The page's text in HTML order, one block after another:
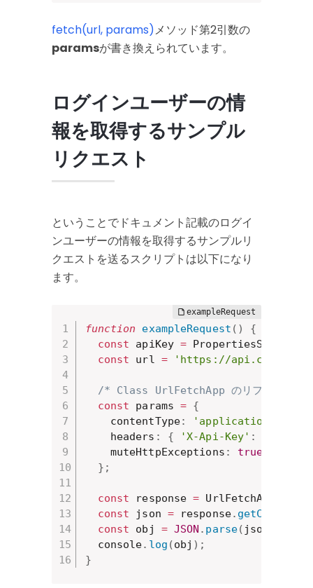
fetch(url, params)メソッド第2引数の
paramsが書き換えられています。
ログインユーザーの情
報を取得するサンプル
リクエスト
ということでドキュメント記載のログイ
ンユーザーの情報を取得するサンプルリ
クエストを送るスクリプトは以下になり
ます。
function exampleRequest ( )
{
const apiKey = PropertiesService
const url = 'https://
/* Class UrlFetchApp のリファレンス
const params = {
    contentType
: 'application/json'
    headers
: { 'X-Api-Key' :
    muteHttpExceptions
: true
} ;
const response = UrlFetchApp
const json = response.
const obj = JSON . parse( json
  console
. log (obj ) ;
}